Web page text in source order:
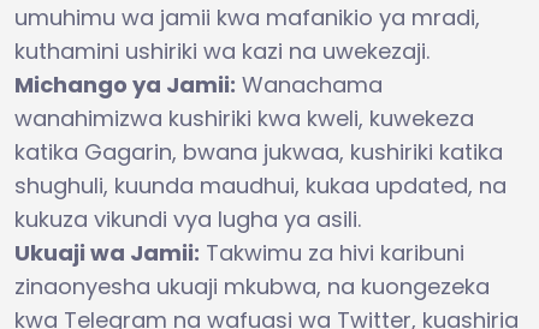
umuhimu wa jamii kwa mafanikio ya mradi,
kuthamini ushiriki wa kazi na uwekezaji.
Michango ya Jamii: Wanachama
wanahimizwa kushiriki kwa kweli, kuwekeza
katika Gagarin, bwana jukwaa, kushiriki katika
shughuli, kuunda maudhui, kukaa updated, na
kukuza vikundi vya lugha ya asili.
Ukuaji wa Jamii: Takwimu za hivi karibuni
zinaonyesha ukuaji mkubwa, na kuongezeka
kwa Telegram na wafuasi wa Twitter, kuashiria